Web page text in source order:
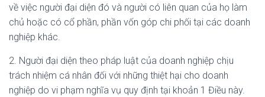
về việc người đại diện đó và người có liên quan của họ làm
chủ hoặc có cổ phần, phần vốn góp chi phối tại các doanh
nghiệp khác.
2. Người đại diện theo pháp luật của doanh nghiệp chịu
trách nhiệm cá nhân đối với những thiệt hại cho doanh
nghiệp do vi phạm nghĩa vụ quy định tại khoản 1 Điều này.